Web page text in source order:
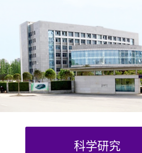
机构设置
学院制度
科学研究